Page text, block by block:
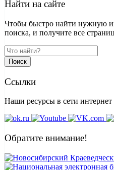
Найти на сайте
Чтобы быстро найти нужную
поиска, и получите все
Поиск
Ссылки
Наши ресурсы в сети интернет
Обратите внимание!